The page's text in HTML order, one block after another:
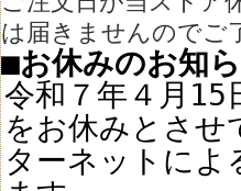
は届きませんのでご
■お休みのお知
令和７年４月
をお休みとさ
ターネットによ